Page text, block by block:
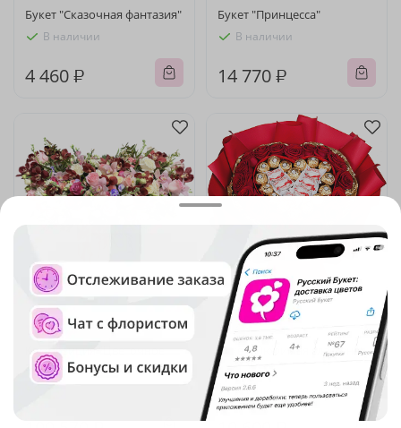
Букет "Сказочная фантазия"
В наличии
4 460 ₽
Букет "Принцесса"
В наличии
14 770 ₽
5(15)
Композиция "Цветочное
великолепие"
В наличии
4.9(251)
Букет "Любимая сластена"
В наличии